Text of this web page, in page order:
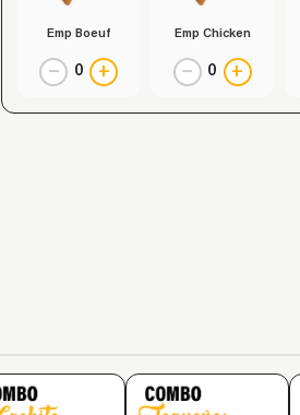
Emp Boeuf
− 0 +
Emp Chicken
− 0 +